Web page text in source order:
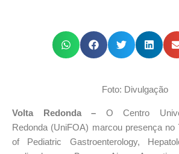
Foto: Divulgação
Volta Redonda – O Centro
Redonda (UniFOA) marcou presença no
of Pediatric Gastroenterology,